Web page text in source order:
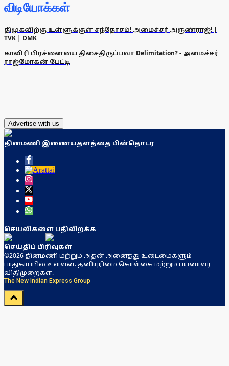
விடியோக்கள்
திமுகவிற்கு உள்ளுக்குள் சந்தோசம்! அமைச்சர் அருண்ராஜ்! |
TVK | DMK
காவிரி பிரச்னையை திசைதிருப்பவா Delimitation? - அமைச்சர்
ராஜ்மோகன் பேட்டி
Advertise with us
தினமணி இணையதளத்தை பின்தொடர
செயலிகளை பதிவிறக்க
செய்திப் பிரிவுகள்
©2026 தினமணி மற்றும் அதன் அனைத்து உடைமைகளும்
பாதுகாப்பில் உள்ளன. தனியுரிமை கொள்கை மற்றும் பயனாளர்
விதிமுறைகள்.
The New Indian Express Group